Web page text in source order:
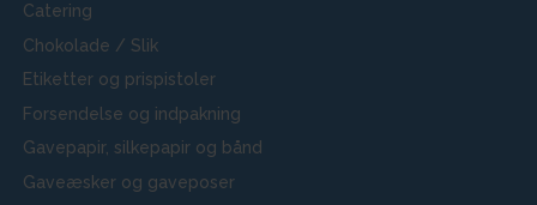
Catering
Chokolade / Slik
Etiketter og prispistoler
Forsendelse og indpakning
Gavepapir, silkepapir og bånd
Gaveæsker og gaveposer